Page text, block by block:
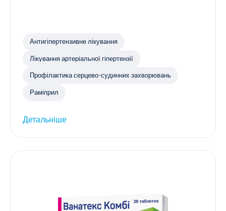
Антигіпертензивне лікування
Лікування артеріальної гіпертензії
Профілактика серцево-судинних захворювань
Раміприл
Детальніше